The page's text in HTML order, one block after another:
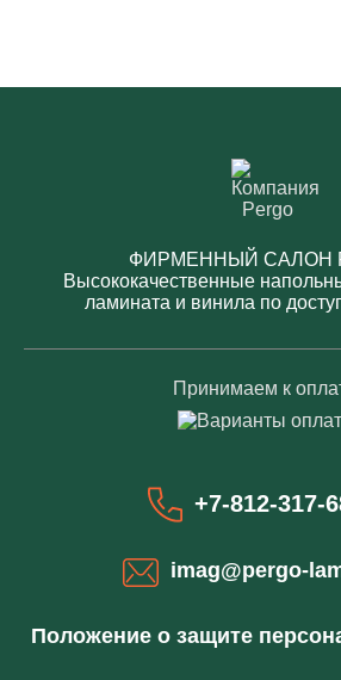
ФИРМЕННЫЙ САЛОН
Высококачественные
ламината и винила по
Принимаем к
+7-812-317-
imag@pergo-
Положение о защите